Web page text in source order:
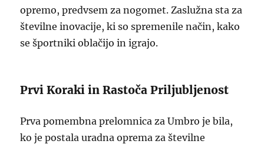
opremo, predvsem za nogomet. Zaslužna sta za
številne inovacije, ki so spremenile način, kako
se športniki oblačijo in igrajo.
Prvi Koraki in Rastoča Priljubljenost
Prva pomembna prelomnica za Umbro je bila,
ko je postala uradna oprema za številne